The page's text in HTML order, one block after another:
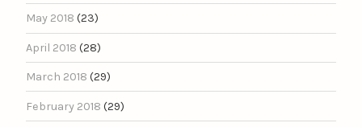
May 2018 (23)
April 2018 (28)
March 2018 (29)
February 2018 (29)